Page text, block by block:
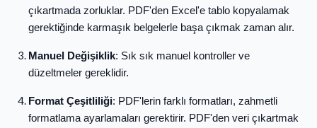
çıkartmada zorluklar. PDF'den Excel'e tablo kopyalamak
gerektiğinde karmaşık belgelerle başa çıkmak zaman alır.
Manuel Değişiklik: Sık sık manuel kontroller ve
düzeltmeler gereklidir.
Format Çeşitliliği: PDF'lerin farklı formatları, zahmetli
formatlama ayarlamaları gerektirir. PDF'den veri çıkartmak